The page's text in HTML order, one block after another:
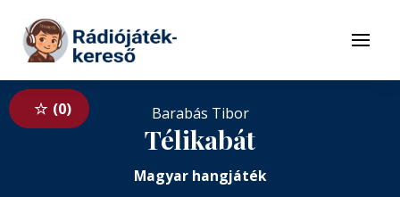
Tovább a tartalomhoz
Menü
0 Barabás Tibor
Télikabát
Magyar hangjáték